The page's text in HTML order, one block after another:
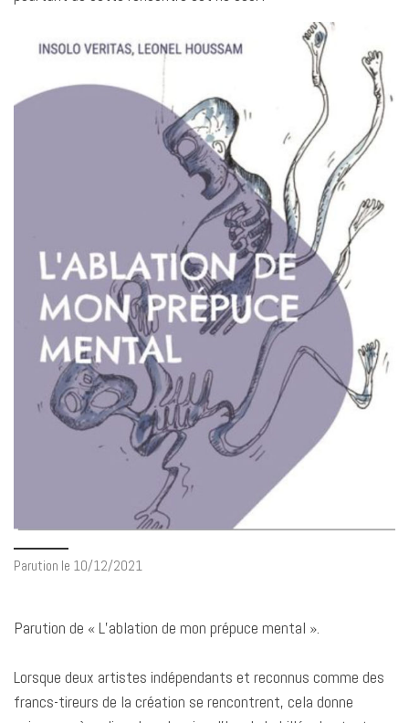
Parution le 10/12/2021
Parution de « L’ablation de mon prépuce mental ».
Lorsque deux artistes indépendants et reconnus comme des
francs-tireurs de la création se rencontrent, cela donne